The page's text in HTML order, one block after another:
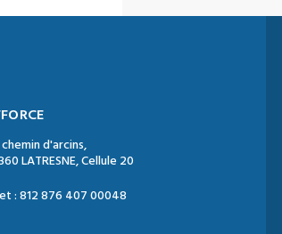
d'arcins,
LATRESNE, Cellule 20
: 812 876 407 00048